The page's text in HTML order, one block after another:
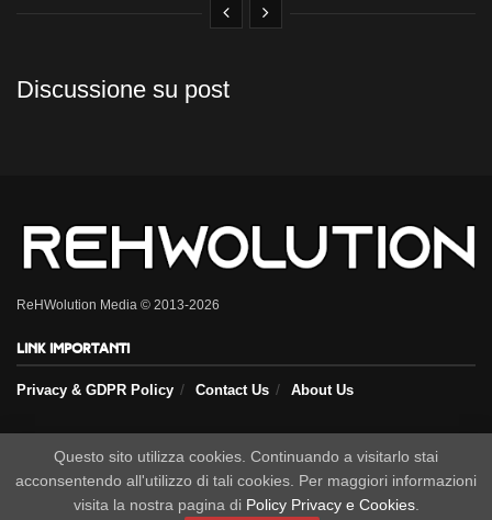
Discussione su post
ReHWolution Media © 2013-2026
Link importanti
Privacy & GDPR Policy Contact Us About Us
Seguici sui nostri social
Questo sito utilizza cookies. Continuando a visitarlo stai
acconsentendo all'utilizzo di tali cookies. Per maggiori informazioni
visita la nostra pagina di Policy Privacy e Cookies.